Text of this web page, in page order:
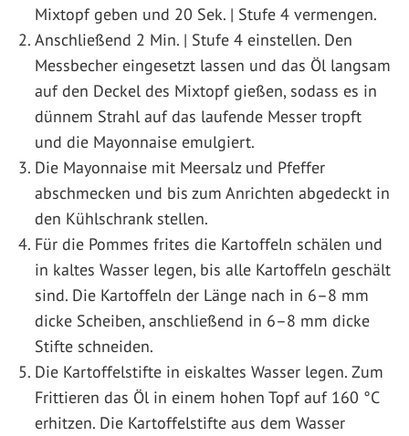
Mixtopf geben und 20 Sek. | Stufe 4 vermengen.
Anschließend 2 Min. | Stufe 4 einstellen. Den
Messbecher eingesetzt lassen und das Öl langsam
auf den Deckel des Mixtopf gießen, sodass es in
dünnem Strahl auf das laufende Messer tropft
und die Mayonnaise emulgiert.
Die Mayonnaise mit Meersalz und Pfeffer
abschmecken und bis zum Anrichten abgedeckt in
den Kühlschrank stellen.
Für die Pommes frites die Kartoffeln schälen und
in kaltes Wasser legen, bis alle Kartoffeln geschält
sind. Die Kartoffeln der Länge nach in 6–8 mm
dicke Scheiben, anschließend in 6–8 mm dicke
Stifte schneiden.
Die Kartoffelstifte in eiskaltes Wasser legen. Zum
Frittieren das Öl in einem hohen Topf auf 160 °C
erhitzen. Die Kartoffelstifte aus dem Wasser